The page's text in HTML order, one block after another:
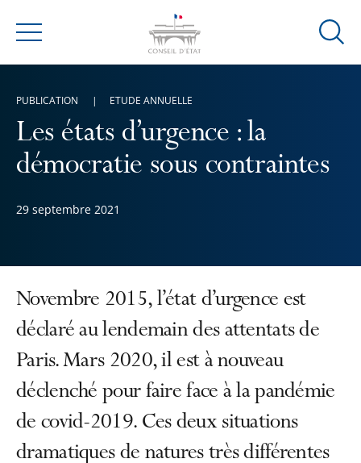
Menu
Ouvrir
Les états d’urgence : la
démocratie sous contraintes
29 septembre 2021
PUBLICATION ETUDE ANNUELLE
Novembre 2015, l’état d’urgence est
déclaré au lendemain des attentats de
Paris. Mars 2020, il est à nouveau
déclenché pour faire face à la pandémie
de covid-2019. Ces deux situations
dramatiques de natures très différentes